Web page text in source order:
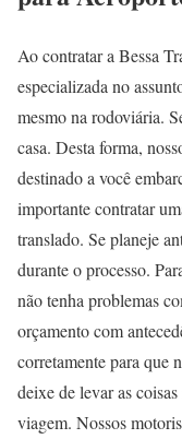
Ao contratar a Bessa
especializada no
mesmo na rodoviária.
casa. Desta forma,
destinado a você
importante contratar
translado. Se planeje
durante o processo.
não tenha problemas
orçamento com
corretamente para que
deixe de levar as
viagem. Nossos